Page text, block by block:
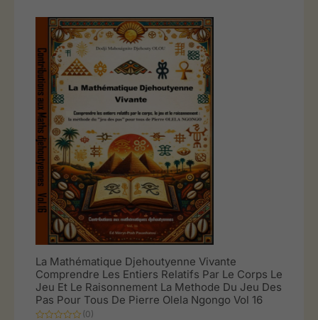
La Mathématique Djehoutyenne Vivante
Comprendre Les Entiers Relatifs Par Le Corps Le
Jeu Et Le Raisonnement La Methode Du Jeu Des
Pas Pour Tous De Pierre Olela Ngongo Vol 16
(0)